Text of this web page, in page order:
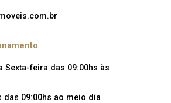
Sexta-feira das 09:00hs às
das 09:00hs ao meio dia